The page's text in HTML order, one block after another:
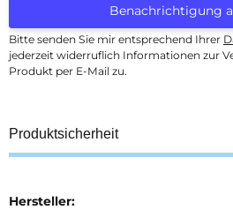
Benachrichtigung
Bitte senden Sie mir entsprechend Ihrer
jederzeit widerruflich Informationen zur
Produkt per E-Mail zu.
Produktsicherheit
Hersteller: